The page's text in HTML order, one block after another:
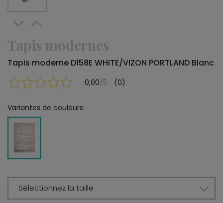
Tapis modernes
Tapis moderne D158E WHITE/VIZON PORTLAND Blanc
0,00/5 (0)
Variantes de couleurs:
Sélectionnez la taille